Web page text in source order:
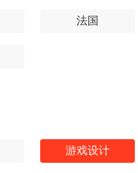
法国
游戏设计